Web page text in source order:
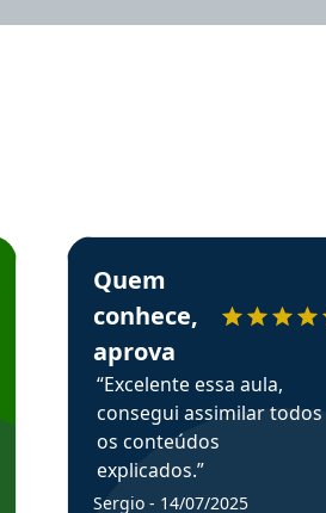
em depoimento
Estudante Sergio recomenda o
Quem
conhece,
aprova
“Excelente essa aula,
consegui assimilar todos
os conteúdos
explicados.”
Sergio - 14/07/2025